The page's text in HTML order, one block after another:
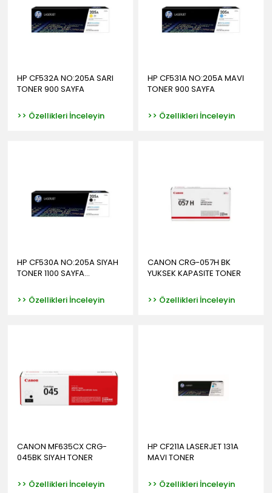
HP CF532A NO:205A SARI
TONER 900 SAYFA
>> Özellikleri İnceleyin
HP CF531A NO:205A MAVI
TONER 900 SAYFA
>> Özellikleri İnceleyin
HP CF530A NO:205A SIYAH
TONER 1100 SAYFA...
>> Özellikleri İnceleyin
CANON CRG-057H BK
YUKSEK KAPASITE TONER
>> Özellikleri İnceleyin
CANON MF635CX CRG-
045BK SIYAH TONER
>> Özellikleri İnceleyin
HP CF211A LASERJET 131A
MAVI TONER
>> Özellikleri İnceleyin